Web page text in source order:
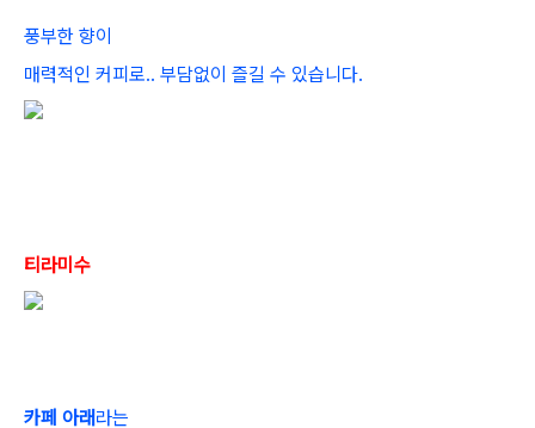
풍부한 향이
매력적인 커피로.. 부담없이 즐길 수 있습니다.
티라미수
카페 아래 라는